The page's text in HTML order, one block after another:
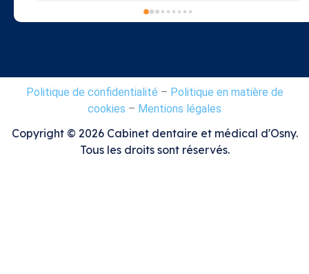
vous êtes au top
Politique de confidentialité – Politique en matière de
cookies – Mentions légales
Copyright © 2026Cabinet dentaire et médical d'Osny.
Tous les droits sont réservés.